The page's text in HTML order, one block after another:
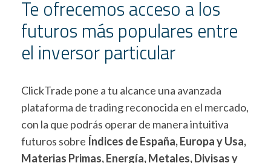
Te ofrecemos acceso a los
futuros más populares entre
el inversor particular
ClickTrade pone a tu alcance una avanzada
plataforma de trading reconocida en el mercado,
con la que podrás operar de manera intuitiva
futuros sobre Índices de España, Europa y Usa,
Materias Primas, Energía, Metales, Divisas y